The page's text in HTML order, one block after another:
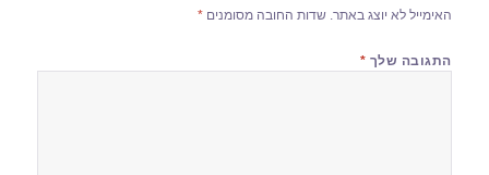
האימייל לא יוצג באתר. שדות החובה מסומנים*
התגובה שלך *